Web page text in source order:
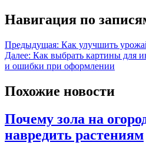
Навигация по
Предыдущая: Как улучшить
Далее: Как выбрать картины для
и ошибки при оформлении
Похожие новости
Почему зола на
навредить растениям